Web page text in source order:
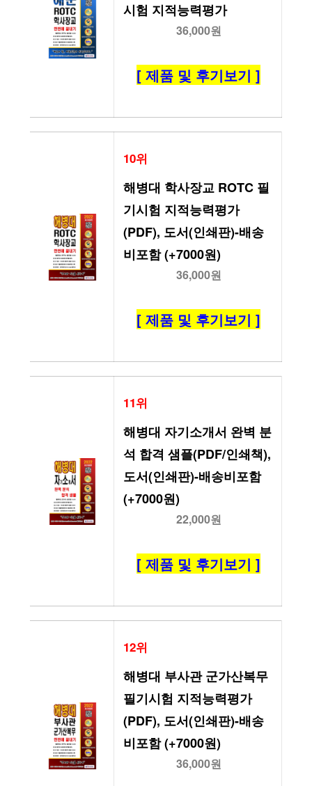
시험 지적능력평가
36,000원
[ 제품 및 후기보기 ]
10위
해병대 학사장교 ROTC 필
기시험 지적능력평가
(PDF), 도서(인쇄판)-배송
비포함 (+7000원)
36,000원
[ 제품 및 후기보기 ]
11위
해병대 자기소개서 완벽 분
석 합격 샘플(PDF/인쇄책),
도서(인쇄판)-배송비포함
(+7000원)
22,000원
[ 제품 및 후기보기 ]
12위
해병대 부사관 군가산복무
필기시험 지적능력평가
(PDF), 도서(인쇄판)-배송
비포함 (+7000원)
36,000원